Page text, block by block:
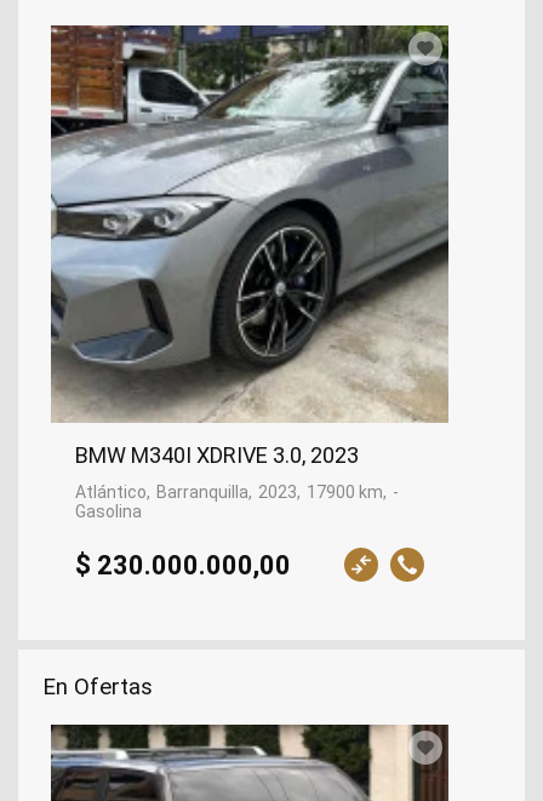
BMW M340I XDRIVE 3.0, 2023
Atlántico Barranquilla 2023 17900 km
-
Gasolina
$ 230.000.000,00
En Ofertas